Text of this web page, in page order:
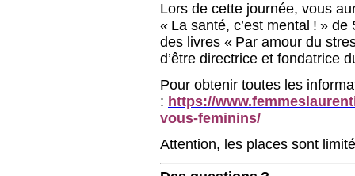
Lors de cette journée, vous
« La santé, c’est mental ! »
des livres « Par amour du
d’être directrice et fondatrice
Pour obtenir toutes les
: https://
vous-feminins/
Attention, les places sont